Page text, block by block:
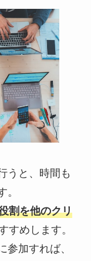
うと、時間も
。
割を他のクリ
すめします。
参加すれば、